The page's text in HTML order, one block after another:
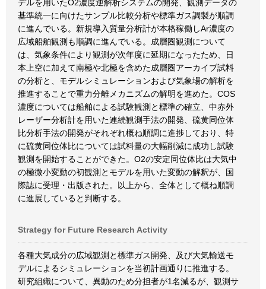
デルを用いたO2濃度逆解析システムの開発、観測データの
基準統一に向けたサンプル比較分析や標準ガス調製が順調
に進んでいる。新規導入質量分析計が本格稼働しAr濃度の
広域船舶観測も順調に進んでいる。成層圏観測について
は、気象条件により観測が次年度に延期になったため、日
本上空に加えて南極や北極を含めた成層圏アーカイブ試料
の分析と、モデルシミュレーションおよび気象場の解析を
推進することで重力分離メカニズムの解明を進めた。COS
濃度については船舶による試験観測と標準の確立、中赤外
レーザー分析計を用いた連続観測手法の開発、硫黄同位体
比分析手法の開発がそれぞれ概ね順調に進捗しており、特
に硫黄同位体比については試料量の大幅削減に成功し試験
観測を開始することができた。O2の安定同位体比は大気中
の極微小変動の初観測とモデルを用いた変動の解釈が、国
際誌に受理・出版された。以上から、全体として概ね順調
に進展していると判断する。
Strategy for Future Research Activity
各種大気成分の広域観測と標準ガス開発、及び大気輸送モ
デルによるシミュレーションを当初計画通りに推進する。
研究組織について、異動のため分担者が1名減るが、観測サ